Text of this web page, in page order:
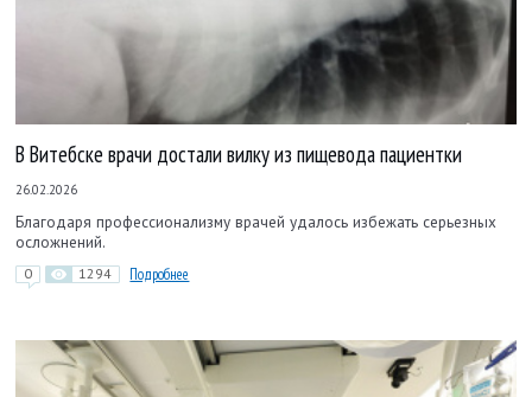
В Витебске врачи достали вилку из пищевода пациентки
26.02.2026
Благодаря профессионализму врачей удалось избежать серьезных
осложнений.
0 1294 Подробнее